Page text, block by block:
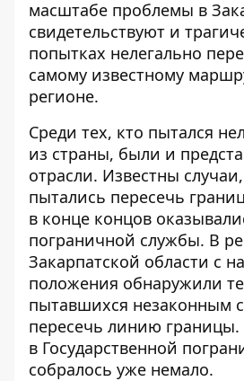
масштабе проблемы в
свидетельствуют и
попытках нелегально
самому известному
регионе.
Среди тех, кто пытался
из страны, были и
отрасли. Известны
пытались пересечь
в конце концов
пограничной службы. В
Закарпатской области с
положения обнаружили
пытавшихся незаконным
пересечь линию границы.
в Государственной
собралось уже немало.